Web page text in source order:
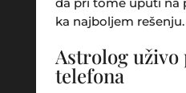
ka najboljem rešenju.
Astrolog uživo
telefona